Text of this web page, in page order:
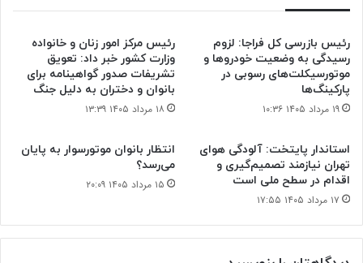
رئیس بازرسی کل فراجا: لزوم
رسیدگی به وضعیت خودروها و
موتورسیکلت‌های رسوبی در
پارکینگ‌ها
۱۹ مرداد ۱۴۰۵ ۱۰:۳۶
رئیس مرکز امور زنان و خانواده
وزارت کشور خبر داد: تعویق
تشریفات صدور گواهینامه برای
بانوان و دختران به دلیل جنگ
۱۸ مرداد ۱۴۰۵ ۱۳:۳۹
استاندار پایتخت: آلودگی هوای
تهران نیازمند تصمیم‌گیری و
اقدام در سطح ملی است
۱۷ مرداد ۱۴۰۵ ۱۷:۵۵
انتظار بانوان موتورسوار به پایان
می‌رسد؟
۱۵ مرداد ۱۴۰۵ ۲۰:۰۹